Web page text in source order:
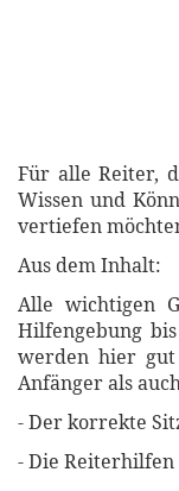
Für alle Reiter,
Wissen und
vertiefen
Aus dem Inhalt:
Alle wichtigen
Hilfengebung
werden hier gut
Anfänger als
- Der korrekte
- Die Reiterhilfen